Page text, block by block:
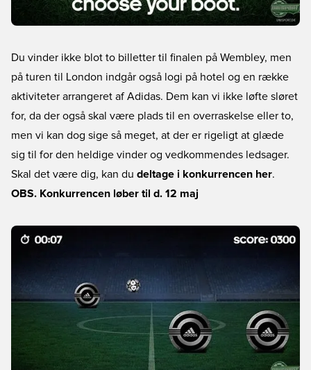
Du vinder ikke blot to billetter til finalen på Wembley, men
på turen til London indgår også logi på hotel og en række
aktiviteter arrangeret af Adidas. Dem kan vi ikke løfte sløret
for, da der også skal være plads til en overraskelse eller to,
men vi kan dog sige så meget, at der er rigeligt at glæde
sig til for den heldige vinder og vedkommendes ledsager.
Skal det være dig, kan du deltage i konkurrencen her.
OBS. Konkurrencen løber til d. 12 maj